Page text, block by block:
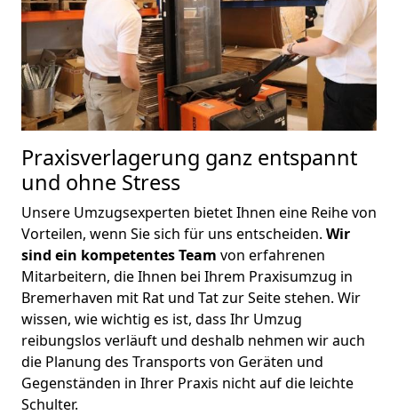
Praxisverlagerung ganz entspannt
und ohne Stress
Unsere Umzugsexperten bietet Ihnen eine Reihe von
Vorteilen, wenn Sie sich für uns entscheiden. Wir
sind ein kompetentes Team von erfahrenen
Mitarbeitern, die Ihnen bei Ihrem Praxisumzug in
Bremerhaven mit Rat und Tat zur Seite stehen. Wir
wissen, wie wichtig es ist, dass Ihr Umzug
reibungslos verläuft und deshalb nehmen wir auch
die Planung des Transports von Geräten und
Gegenständen in Ihrer Praxis nicht auf die leichte
Schulter.